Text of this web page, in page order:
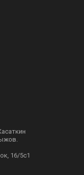
16/5с1